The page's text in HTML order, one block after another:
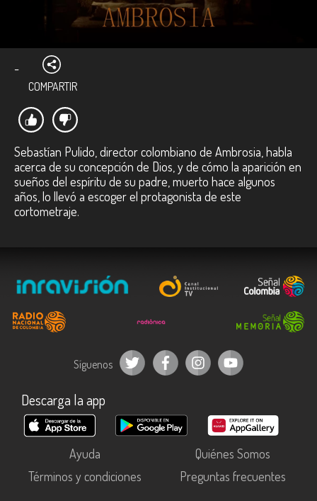
-
COMPARTIR
Sebastían Pulido, director colombiano de Ambrosia, habla
acerca de su concepción de Dios, y de cómo la aparición en
sueños del espíritu de su padre, muerto hace algunos
años, lo llevó a escoger el protagonista de este
cortometraje.
Síguenos
Descarga la app
Ayuda
Quiénes Somos
Términos y condiciones
Preguntas frecuentes